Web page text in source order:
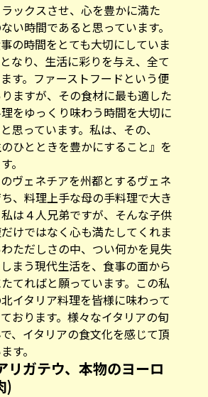
ックスさせ、心を豊かに満た
い時間であると思っています。
の時間をとても大切にしていま
なり、生活に彩りを与え、全て
す。ファーストフードという便
ますが、その食材に最も適した
をゆっくり味わう時間を大切に
思っています。私は、その、
のひとときを豊かにすること』を
。
ヴェネチアを州都とするヴェネ
、料理上手な母の手料理で大き
は４人兄弟ですが、そんな子供
けではなく心も満たしてくれま
ただしさの中、つい何かを見失
まう現代生活を、食事の面から
てればと願っています。この私
イタリア料理を皆様に味わって
おります。様々なイタリアの旬
、イタリアの食文化を感じて頂
す。
ガテウ、本物のヨーロ
)